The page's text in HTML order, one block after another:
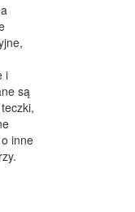
i
są
inne